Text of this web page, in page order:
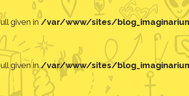
given in /var/www/sites/
given in/var/www/sites/